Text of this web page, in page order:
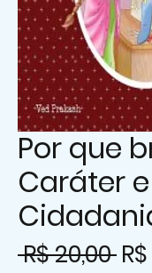
Por que
Caráter e
R$ 20,00